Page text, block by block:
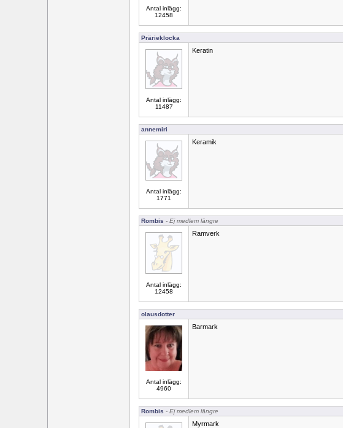
Antal inlägg:
12458
Prärieklocka
Antal inlägg:
11487
Keratin
annemiri
Antal inlägg:
1771
Keramik
Rombis - Ej medlem längre
Antal inlägg:
12458
Ramverk
olausdotter
Antal inlägg:
4960
Barmark
Rombis - Ej medlem längre
Myrmark